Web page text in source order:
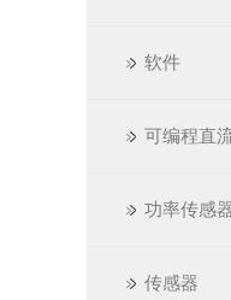
软件
可编程直
功率传感
传感器